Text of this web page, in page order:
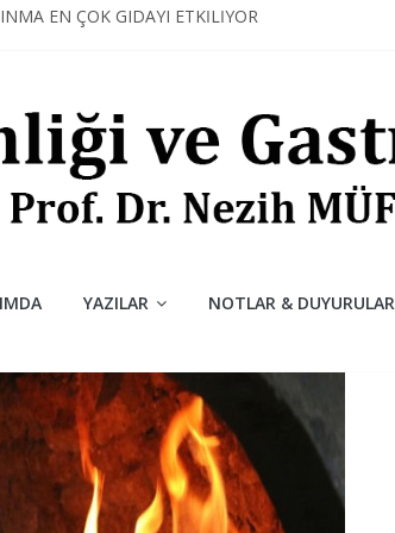
EN ÇOK GIDAYI ETKİLİYOR
DÜŞÜNDÜRDÜKLERİ
YAZILAR NOTLAR & DUYURULAR